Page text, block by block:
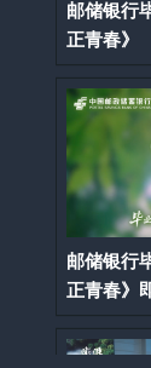
邮储银行
正青春》
邮储银行
正青春》